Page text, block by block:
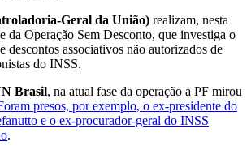
Geral da União) realizam, nesta
da Operação Sem Desconto, que investiga o
descontos associativos não autorizados de
do INSS.
Brasil, na atual fase da operação a PF mirou
presos, por exemplo, o ex-presidente do
e o ex-procurador-geral do INSS
.